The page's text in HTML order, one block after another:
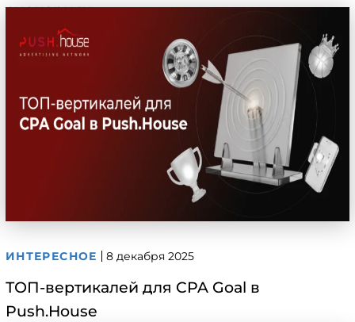
сценариях
ИНТЕРЕСНОЕ 8 декабря 2025
ТОП-вертикалей для CPA Goal в
Push.House